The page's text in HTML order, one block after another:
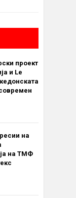
проект
и Le
на
на ТМФ